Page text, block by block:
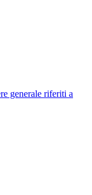
generale riferiti a